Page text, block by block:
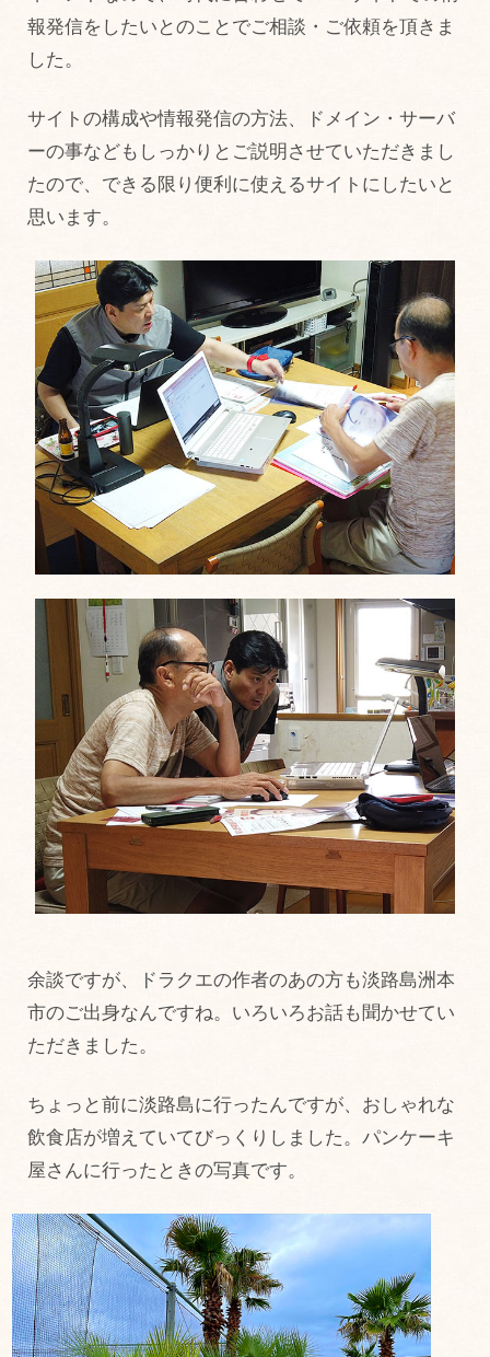
報発信をしたいとのことでご相談・ご依頼を頂きま
した。
サイトの構成や情報発信の方法、ドメイン・サーバ
ーの事などもしっかりとご説明させていただきまし
たので、できる限り便利に使えるサイトにしたいと
思います。
余談ですが、ドラクエの作者のあの方も淡路島洲本
市のご出身なんですね。いろいろお話も聞かせてい
ただきました。
ちょっと前に淡路島に行ったんですが、おしゃれな
飲食店が増えていてびっくりしました。パンケーキ
屋さんに行ったときの写真です。